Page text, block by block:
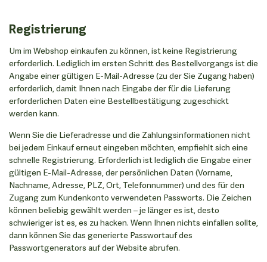
Registrierung
Um im Webshop einkaufen zu können, ist keine Registrierung
erforderlich. Lediglich im ersten Schritt des Bestellvorgangs ist die
Angabe einer gültigen E-Mail-Adresse (zu der Sie Zugang haben)
erforderlich, damit Ihnen nach Eingabe der für die Lieferung
erforderlichen Daten eine Bestellbestätigung zugeschickt
werden kann.
Wenn Sie die Lieferadresse und die Zahlungsinformationen nicht
bei jedem Einkauf erneut eingeben möchten, empfiehlt sich eine
schnelle Registrierung. Erforderlich ist lediglich die Eingabe einer
gültigen E-Mail-Adresse, der persönlichen Daten (Vorname,
Nachname, Adresse, PLZ, Ort, Telefonnummer) und des für den
Zugang zum Kundenkonto verwendeten Passworts. Die Zeichen
können beliebig gewählt werden – je länger es ist, desto
schwieriger ist es, es zu hacken. Wenn Ihnen nichts einfallen sollte,
dann können Sie das generierte Passwortauf des
Passwortgenerators auf der Website abrufen.